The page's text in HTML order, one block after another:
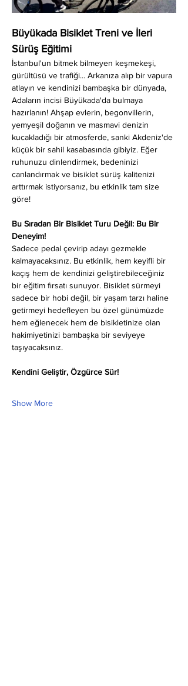
Büyükada Bisiklet Treni ve İleri
Sürüş Eğitimi
İstanbul'un bitmek bilmeyen keşmekeşi,
gürültüsü ve trafiği... Arkanıza alıp bir vapura
atlayın ve kendinizi bambaşka bir dünyada,
Adaların incisi Büyükada'da bulmaya
hazırlanın! Ahşap evlerin, begonvillerin,
yemyeşil doğanın ve masmavi denizin
kucakladığı bir atmosferde, sanki Akdeniz'de
küçük bir sahil kasabasında gibiyiz. Eğer
ruhunuzu dinlendirmek, bedeninizi
canlandırmak ve bisiklet sürüş kalitenizi
arttırmak istiyorsanız, bu etkinlik tam size
göre!
Bu Sıradan Bir Bisiklet Turu Değil: Bu Bir
Deneyim!
Sadece pedal çevirip adayı gezmekle
kalmayacaksınız. Bu etkinlik, hem keyifli bir
kaçış hem de kendinizi geliştirebileceğiniz
bir eğitim fırsatı sunuyor. Bisiklet sürmeyi
sadece bir hobi değil, bir yaşam tarzı haline
getirmeyi hedefleyen bu özel günümüzde
hem eğlenecek hem de bisikletinize olan
hakimiyetinizi bambaşka bir seviyeye
taşıyacaksınız.
Kendini Geliştir, Özgürce Sür!
Show More